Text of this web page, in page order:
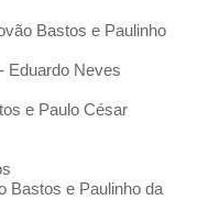
Bastos e Paulinho
Eduardo Neves
e Paulo César
Bastos e Paulinho da